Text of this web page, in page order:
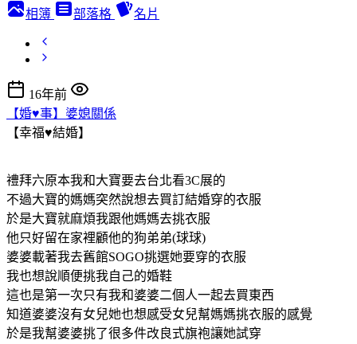
相簿 部落格 名片
16年前
【婚♥事】婆媳關係
【幸福♥結婚】
禮拜六原本我和大寶要去台北看3C展的
不過大寶的媽媽突然說想去買訂結婚穿的衣服
於是大寶就麻煩我跟他媽媽去挑衣服
他只好留在家裡顧他的狗弟弟(球球)
婆婆載著我去舊館SOGO挑選她要穿的衣服
我也想說順便挑我自己的婚鞋
這也是第一次只有我和婆婆二個人一起去買東西
知道婆婆沒有女兒她也想感受女兒幫媽媽挑衣服的感覺
於是我幫婆婆挑了很多件改良式旗袍讓她試穿